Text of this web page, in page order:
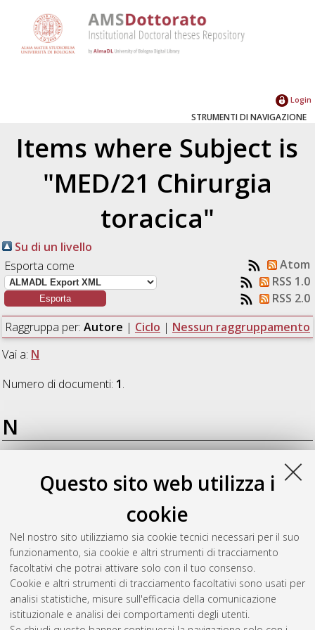
Questo sito web utilizza i
cookie
Nel nostro sito utilizziamo sia cookie tecnici necessari per il suo
funzionamento, sia cookie e altri strumenti di tracciamento
facoltativi che potrai attivare solo con il tuo consenso.
Cookie e altri strumenti di tracciamento facoltativi sono usati per
analisi statistiche, misure sull'efficacia della comunicazione
istituzionale e analisi dei comportamenti degli utenti.
Login
STRUMENTI DI NAVIGAZIONE
Items where Subject is
"MED/21 Chirurgia
toracica"
Su di un livello
Esporta come
Atom
RSS 1.0
RSS 2.0
Raggruppa per: Autore | Ciclo | Nessun raggruppamento
Vai a: N
Numero di documenti: 1.
N
Adenocarcinoma polmonare periferico
in stadio precoce. Correlazione tra gli aspetti imaging, i
sottotipi istologici e il comportamento biologico, [Dissertation
thesis], Alma Mater Studiorum Università di Bologna.
Scienze pneumo-cardio-toraciche di
interesse medico e chirurgico, 20 Ciclo. DOI
10.6092/unibo/amsdottorato/1088.
Questa lista e' stata generata il Thu Aug 6 20:34:07 2026